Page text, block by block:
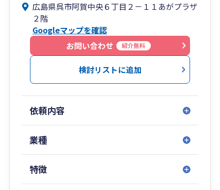
広島県呉市阿賀中央６丁目２－１１あがプラザ
２階
Googleマップを確認
お問い合わせ
紹介無料
検討リストに追加
依頼内容
業種
特徴